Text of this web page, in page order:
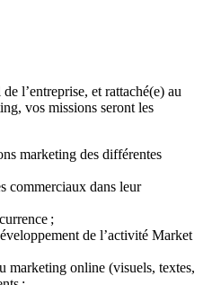
l’entreprise, et rattaché(e) au
vos missions seront les
marketing des différentes
commerciaux dans leur
;
de l’activité Market
marketing online (visuels, textes,